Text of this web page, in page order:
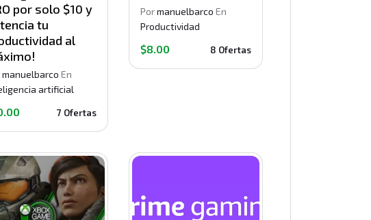
por solo $10 y
tu
al
manuelbarco En
artificial
7 Ofertas
Pormanuelbarco En
Productividad
$8.00 8 Ofertas